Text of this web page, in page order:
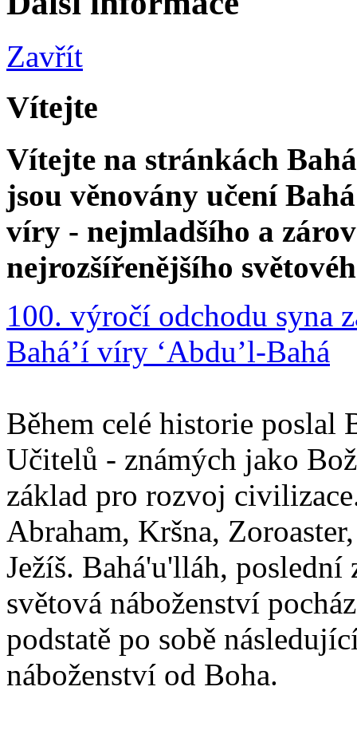
Zavřít
Vítejte
Vítejte na stránkách
jsou věnovány učení
víry - nejmladšího a
nejrozšířenějšího
100. výročí odchodu syna
Bahá’í víry ‘Abdu’l-Bahá
Během celé historie poslal
Učitelů - známých jako
základ pro rozvoj
Abraham, Kršna,
Ježíš. Bahá'u'lláh,
světová náboženství
podstatě po sobě
náboženství od Boha.